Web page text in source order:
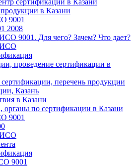
в Казани
9001
2008
9001. Для чего? Зачем? Что дает?
ИСО
проведение сертификации в
перечень продукции
Казань
в Казани
органы по сертификации в Казани
9001
ИСО
9001